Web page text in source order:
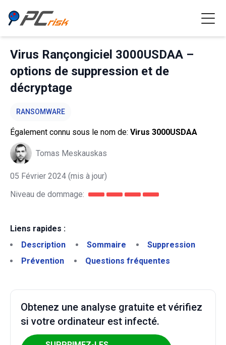
Virus Rançongiciel 3000USDAA –
options de suppression et de
décryptage
RANSOMWARE
Également connu sous le nom de: Virus 3000USDAA
Tomas Meskauskas
05 Février 2024 (mis à jour)
Niveau de dommage:
Liens rapides :
Description
Sommaire
Suppression
Prévention
Questions fréquentes
Obtenez une analyse gratuite et vérifiez
si votre ordinateur est infecté.